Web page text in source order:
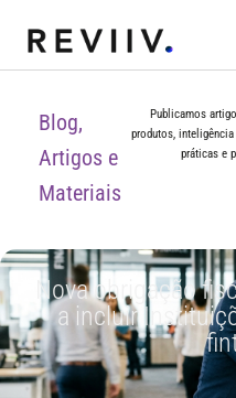
Blog,
Artigos e
Materiais
Publicamos
produtos,
práticas e
Nova obrigação
a incluir